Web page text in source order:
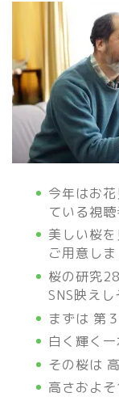
今年はお
ている視
美しい桜
ご用意しま
桜の研究
SNS映え
まずは 第
白く輝く
その桜は
高さおよ